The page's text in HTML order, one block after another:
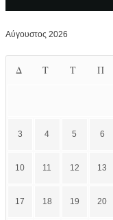
Αύγουστος 2026
Δ Τ Τ Π
3 4 5 6
10 11 12 13
17 18 19 20